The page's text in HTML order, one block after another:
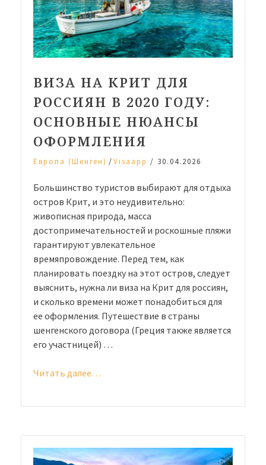
побережье»
ВИЗА НА КРИТ ДЛЯ
РОССИЯН В 2020 ГОДУ:
ОСНОВНЫЕ НЮАНСЫ
ОФОРМЛЕНИЯ
Европа (Шенген) /Visaapp / 30.04.2026
Большинство туристов выбирают для отдыха
остров Крит, и это неудивительно:
живописная природа, масса
достопримечательностей и роскошные пляжи
гарантируют увлекательное
времяпровождение. Перед тем, как
планировать поездку на этот остров, следует
выяснить, нужна ли виза на Крит для россиян,
и сколько времени может понадобиться для
ее оформления. Путешествие в страны
шенгенского договора (Греция также является
его участницей) …
Читать далее…
2020